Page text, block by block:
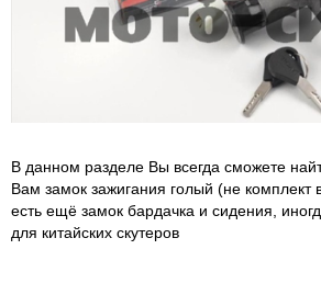
В данном разделе Вы всегда сможете
Вам замок зажигания голый (не комплект
есть ещё замок бардачка и сидения,
для китайских скутеров